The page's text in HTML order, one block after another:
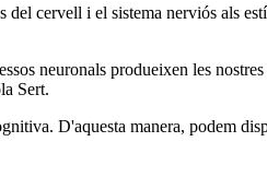
cervell i el sistema nerviós als
neuronals produeixen les
Sert.
D'aquesta manera, podem